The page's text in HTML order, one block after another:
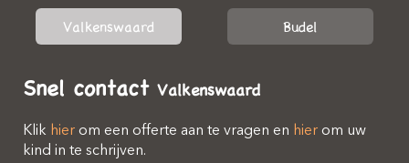
Valkenswaard Budel
Snel contact Valkenswaard
Klik hier om een offerte aan te vragen en hier om uw
kind in te schrijven.